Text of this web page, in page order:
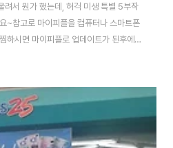
서 뭔가 했는데, 허걱 미생 특별 5부작
~참고로 마이피플을 컴퓨터나 스마트폰
하시면 마이피플로 업데이트가 된후에
지 - https://mypeople.daum.net네이
의 윤태호작가의 자기계발에 도움이 되
서점 출시 소식연재가 끝이나고 후기까
데, tvn에서 드라마로 방송을 하면서 특
. 미생 사석 보러가기-